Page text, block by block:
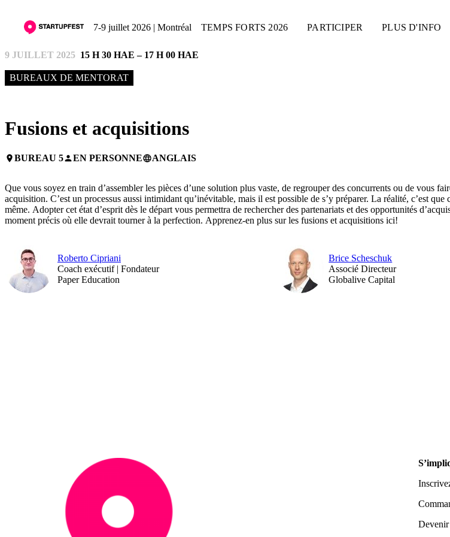
7-9 juillet 2026 | Montréal TEMPS FORTS 2026 PARTICIPER PLUS D'INFO
9 JUILLET 2025 15 H 30 HAE – 17 H 00 HAE
BUREAUX DE MENTORAT
Fusions et acquisitions
placeBUREAU 5personEN PERSONNElanguageANGLAIS
Que vous soyez en train d’assembler les pièces d’une solution plus vaste, de regrouper des concurrents ou de vous
acquisition. C’est un processus aussi intimidant qu’inévitable, mais il est possible de s’y préparer. La réalité, c’est
même. Adopter cet état d’esprit dès le départ vous permettra de rechercher des partenariats et des opportunités
moment précis où elle devrait tourner à la perfection. Apprenez-en plus sur les fusions et acquisitions ici!
Roberto Cipriani
Coach exécutif | Fondateur
Paper Education
Brice Scheschuk
Associé Directeur
Globalive Capital
Devenir